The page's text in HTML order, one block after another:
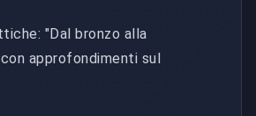
"Dal bronzo alla
approfondimenti sul